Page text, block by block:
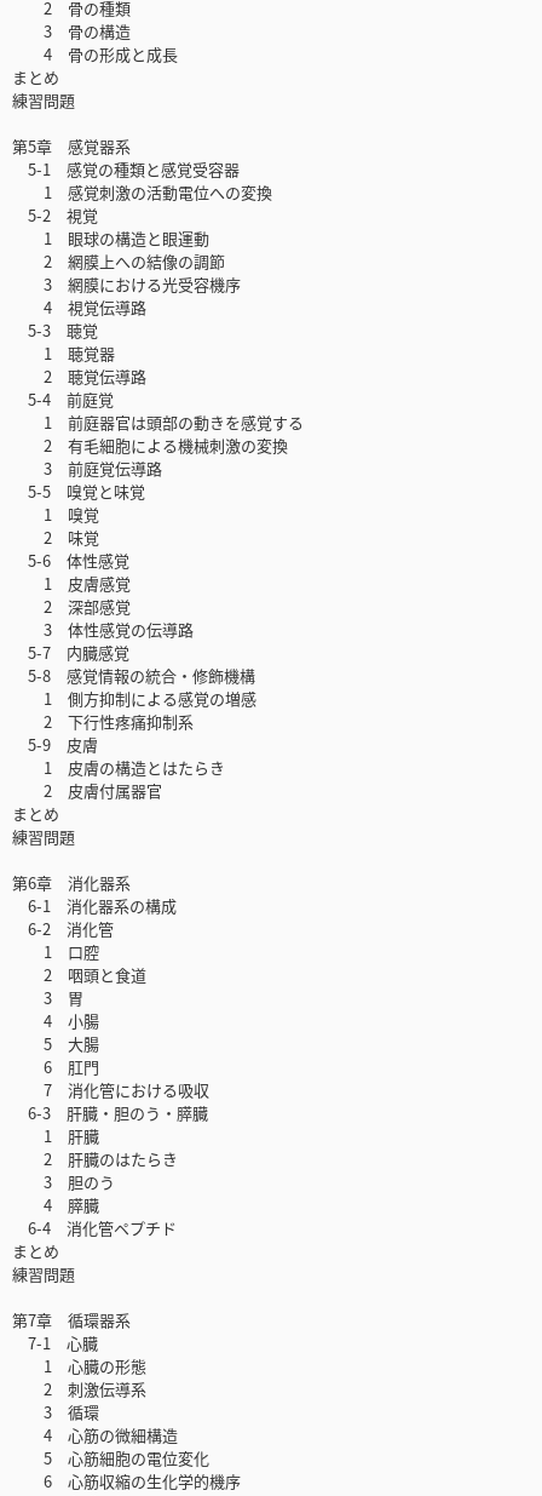
2 骨の種類
3 骨の構造
4 骨の形成と成長
まとめ
練習問題
第5章 感覚器系
5-1 感覚の種類と感覚受容器
1 感覚刺激の活動電位への変換
5-2 視覚
1 眼球の構造と眼運動
2 網膜上への結像の調節
3 網膜における光受容機序
4 視覚伝導路
5-3 聴覚
1 聴覚器
2 聴覚伝導路
5-4 前庭覚
1 前庭器官は頭部の動きを感覚する
2 有毛細胞による機械刺激の変換
3 前庭覚伝導路
5-5 嗅覚と味覚
1 嗅覚
2 味覚
5-6 体性感覚
1 皮膚感覚
2 深部感覚
3 体性感覚の伝導路
5-7 内臓感覚
5-8 感覚情報の統合・修飾機構
1 側方抑制による感覚の増感
2 下行性疼痛抑制系
5-9 皮膚
1 皮膚の構造とはたらき
2 皮膚付属器官
まとめ
練習問題
第6章 消化器系
6-1 消化器系の構成
6-2 消化管
1 口腔
2 咽頭と食道
3 胃
4 小腸
5 大腸
6 肛門
7 消化管における吸収
6-3 肝臓・胆のう・膵臓
1 肝臓
2 肝臓のはたらき
3 胆のう
4 膵臓
6-4 消化管ペプチド
まとめ
練習問題
第7章 循環器系
7-1 心臓
1 心臓の形態
2 刺激伝導系
3 循環
4 心筋の微細構造
5 心筋細胞の電位変化
6 心筋収縮の生化学的機序